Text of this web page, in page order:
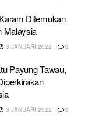
Ditemukan
Malaysia
3 JANUARI 2022 0
Payung Tawau,
3 JANUARI 2022 0